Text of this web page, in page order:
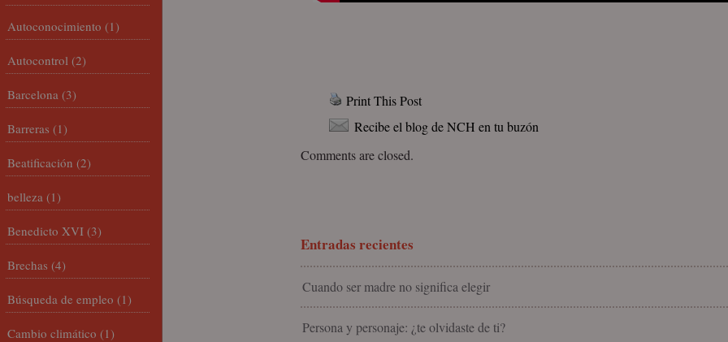
Print This Post
Recibe el blog de NCH en tu buzón
Comments are closed.
Entradas recientes
Cuando ser madre no significa elegir
Persona y personaje: ¿te olvidaste de ti?
Autoconocimiento (1)
Autocontrol (2)
Barcelona (3)
Barreras (1)
Beatificación (2)
belleza (1)
Benedicto XVI (3)
Brechas (4)
Búsqueda de empleo (1)
Cambio climático (1)